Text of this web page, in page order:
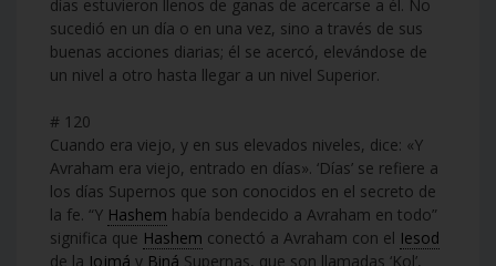
días estuvieron llenos de ganas de acercarse a él. No
sucedió en un día o en una vez, sino a través de sus
buenas acciones diarias; él se acercó, elevándose de
un nivel a otro hasta llegar a un nivel Superior.
# 120
Cuando era viejo, y en sus elevados niveles, dice: «Y
Avraham era viejo, entrado en días». ‘Días’ se refiere a
los días Supernos que son conocidos en el secreto de
la fe. “Y Hashem había bendecido a Avraham en todo”
significa que Hashem conectó a Avraham con el Iesod
de la Jojmá y Biná Supernas, que son llamadas ‘Kol’,